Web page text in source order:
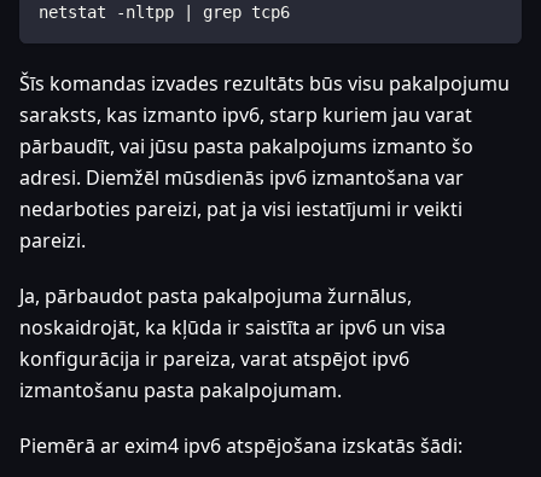
netstat -nltpp | grep tcp6
Šīs komandas izvades rezultāts būs visu pakalpojumu
saraksts, kas izmanto ipv6, starp kuriem jau varat
pārbaudīt, vai jūsu pasta pakalpojums izmanto šo
adresi. Diemžēl mūsdienās ipv6 izmantošana var
nedarboties pareizi, pat ja visi iestatījumi ir veikti
pareizi.
Ja, pārbaudot pasta pakalpojuma žurnālus,
noskaidrojāt, ka kļūda ir saistīta ar ipv6 un visa
konfigurācija ir pareiza, varat atspējot ipv6
izmantošanu pasta pakalpojumam.
Piemērā ar exim4 ipv6 atspējošana izskatās šādi: